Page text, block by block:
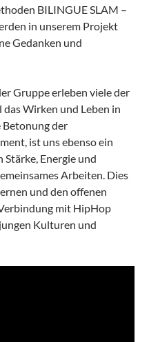
BILINGUE SLAM –
in unserem Projekt
Gedanken und
Gruppe erleben viele der
Wirken und Leben in
Betonung der
ist uns ebenso ein
Energie und
Arbeiten. Dies
und den offenen
mit HipHop
Kulturen und